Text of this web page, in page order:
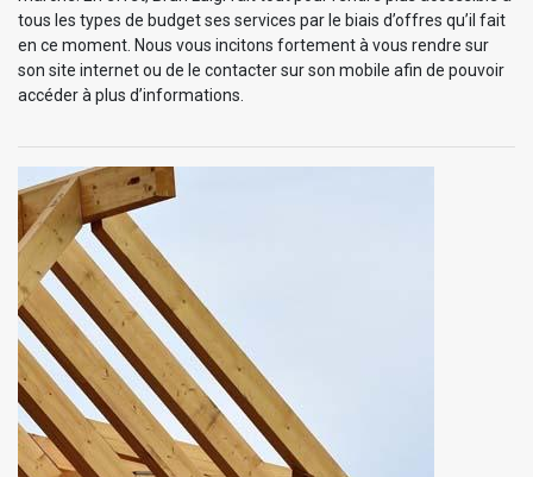
tous les types de budget ses services par le biais d’offres qu’il fait
en ce moment. Nous vous incitons fortement à vous rendre sur
son site internet ou de le contacter sur son mobile afin de pouvoir
accéder à plus d’informations.